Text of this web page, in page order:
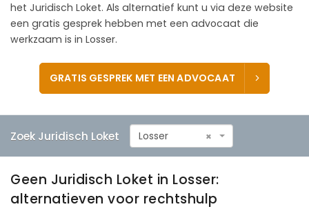
het Juridisch Loket. Als alternatief kunt u via deze website
een gratis gesprek hebben met een advocaat die
werkzaam is in Losser.
GRATIS GESPREK MET EEN ADVOCAAT
Zoek Juridisch Loket ×
Losser
Geen Juridisch Loket in Losser:
alternatieven voor rechtshulp